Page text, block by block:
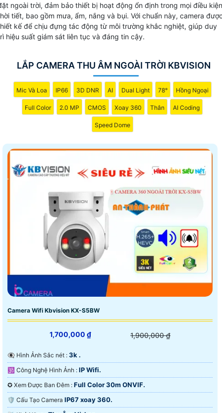
ngoài trời, đảm bảo thiết bị hoạt động ổn định trong mọi điều kiện
tiết, bao gồm mưa, ẩm, nắng và bụi. Với chuẩn này, camera
kế để chịu đựng tác động từ môi trường khắc nghiệt, giúp duy
hiệu suất giám sát liên tục và đáng tin cậy.
LẮP CAMERA THU ÂM NGOÀI TRỜI KBVISION
Mic Và Loa IP66 3D DNR AI Dual Light 78° Hồng Ngoại
Full Color 2.0 MP CMOS Xoay 360 Thân AI Coding
Speed Dome
Camera Wifi Kbvision KX-S5BW
1,700,000 ₫ 1,900,000 ₫
👁️‍🗨 Hình Ảnh Sắc nét : 3k .
🕉️ Công Nghệ Hình Ảnh : IP Wifi.
✪ Xem Được Ban Đêm : Full Color 30m ONVIF.
🛡 Cấu Tạo Camera IP67 xoay 360.